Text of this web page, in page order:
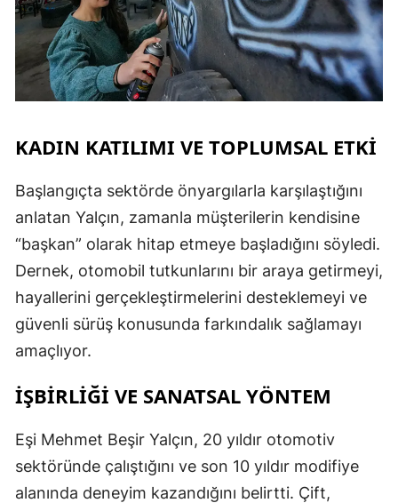
KADIN KATILIMI VE TOPLUMSAL ETKİ
Başlangıçta sektörde önyargılarla karşılaştığını
anlatan Yalçın, zamanla müşterilerin kendisine
“başkan” olarak hitap etmeye başladığını söyledi.
Dernek, otomobil tutkunlarını bir araya getirmeyi,
hayallerini gerçekleştirmelerini desteklemeyi ve
güvenli sürüş konusunda farkındalık sağlamayı
amaçlıyor.
İŞBİRLİĞİ VE SANATSAL YÖNTEM
Eşi Mehmet Beşir Yalçın, 20 yıldır otomotiv
sektöründe çalıştığını ve son 10 yıldır modifiye
alanında deneyim kazandığını belirtti. Çift,